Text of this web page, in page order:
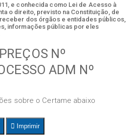
e conhecida como Lei de Acesso à
o direito, previsto na Constituição, de
dos órgãos e entidades públicos,
informações públicas por eles
Nº
ADM Nº
sobre o Certame abaixo
Imprimir